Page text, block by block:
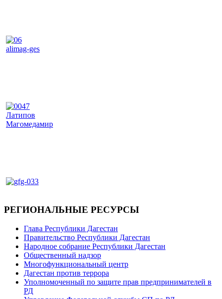
РЕГИОНАЛЬНЫЕ РЕСУРСЫ
Глава Республики Дагестан
Правительство Республики Дагестан
Народное собрание Республики Дагестан
Общественный надзор
Многофункциональный центр
Дагестан против террора
Уполномоченный по защите прав предпринимателей в
РД